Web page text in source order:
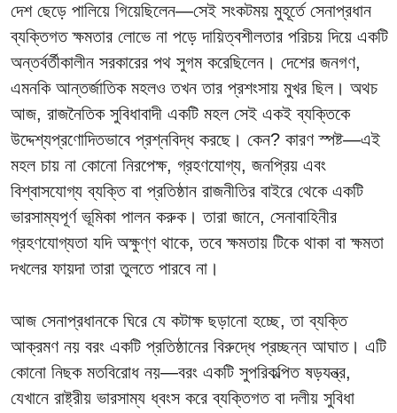
দেশ ছেড়ে পালিয়ে গিয়েছিলেন—সেই সংকটময় মুহূর্তে সেনাপ্রধান
ব্যক্তিগত ক্ষমতার লোভে না পড়ে দায়িত্বশীলতার পরিচয় দিয়ে একটি
অন্তর্বর্তীকালীন সরকারের পথ সুগম করেছিলেন। দেশের জনগণ,
এমনকি আন্তর্জাতিক মহলও তখন তার প্রশংসায় মুখর ছিল। অথচ
আজ, রাজনৈতিক সুবিধাবাদী একটি মহল সেই একই ব্যক্তিকে
উদ্দেশ্যপ্রণোদিতভাবে প্রশ্নবিদ্ধ করছে। কেন? কারণ স্পষ্ট—এই
মহল চায় না কোনো নিরপেক্ষ, গ্রহণযোগ্য, জনপ্রিয় এবং
বিশ্বাসযোগ্য ব্যক্তি বা প্রতিষ্ঠান রাজনীতির বাইরে থেকে একটি
ভারসাম্যপূর্ণ ভূমিকা পালন করুক। তারা জানে, সেনাবাহিনীর
গ্রহণযোগ্যতা যদি অক্ষুণ্ণ থাকে, তবে ক্ষমতায় টিকে থাকা বা ক্ষমতা
দখলের ফায়দা তারা তুলতে পারবে না।
আজ সেনাপ্রধানকে ঘিরে যে কটাক্ষ ছড়ানো হচ্ছে, তা ব্যক্তি
আক্রমণ নয় বরং একটি প্রতিষ্ঠানের বিরুদ্ধে প্রচ্ছন্ন আঘাত। এটি
কোনো নিছক মতবিরোধ নয়—বরং একটি সুপরিকল্পিত ষড়যন্ত্র,
যেখানে রাষ্ট্রীয় ভারসাম্য ধ্বংস করে ব্যক্তিগত বা দলীয় সুবিধা